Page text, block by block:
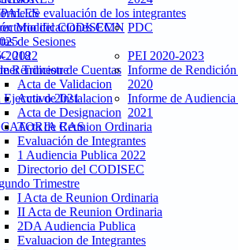
Modificaciones CMN PDC
2018
PEI 2020-2023
Rendicion de Cuentas Informe de Rendición
2020
Ejecutivo 2021
Informe de
2021
CAS
de evaluación de los integrantes
del CODISEC
de Sesiones
2022
Trimestre
Acta de Validacion
Acta de Instalacion
Acta de Designacion
Acta de Reunion Ordinaria
Evaluación de Integrantes
1 Audiencia Publica 2022
Directorio del CODISEC
Trimestre
I Acta de Reunion Ordinaria
II Acta de Reunion Ordinaria
2DA Audiencia Publica
Evaluacion de Integrantes